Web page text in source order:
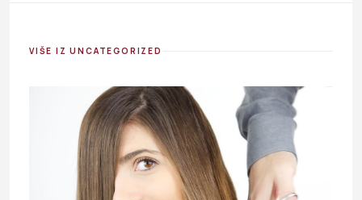
VIŠE IZ UNCATEGORIZED